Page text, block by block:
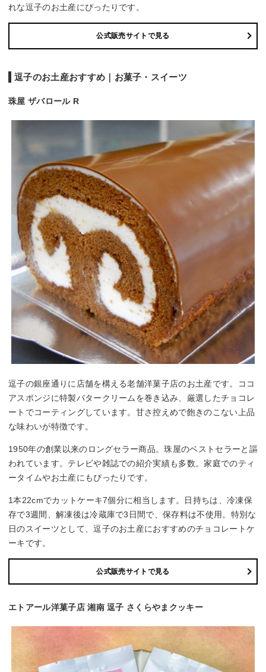
れな逗子のお土産にぴったりです。
公式販売サイトで見る
逗子のお土産おすすめ｜お菓子・スイーツ
珠屋 ザバロール R
逗子の銀座通りに店舗を構える老舗洋菓子店のお土産です。ココ
アスポンジに特製バタークリームを巻き込み、厳選したチョコレ
ートでコーティングしています。甘さ控えめで飽きのこない上品
な味わいが特徴です。
1950年の創業以来のロングセラー商品。珠屋のベストセラーと謳
われています。テレビや雑誌での紹介実績も多数。家庭でのティ
ータイムやお土産にもぴったりです。
1本22cmでカットケーキ7個分に相当します。日持ちは、冷凍保
存で3週間、解凍後は冷蔵庫で3日間で、保存料は不使用。特別な
日のスイーツとして、逗子のお土産におすすめのチョコレートケ
ーキです。
公式販売サイトで見る
エトアール洋菓子店 湘南 逗子 さくらやまクッキー